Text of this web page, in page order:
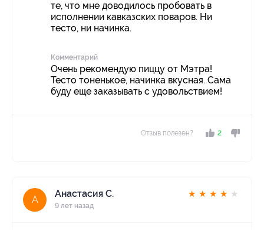
те, что мне доводилось пробовать в
исполнении кавказских поваров. Ни
тесто, ни начинка.
Комментарий
Очень рекомендую пиццу от Мэтра!
Тесто тоненькое, начинка вкусная. Сама
буду еще заказывать с удовольствием!
Отзыв полезен? 2
А
Анастасия С.
9 лет назад
★ ★ ★ ★ ★